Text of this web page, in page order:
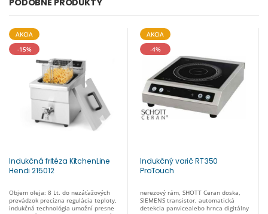
AKCIA
-15%
Indukčná fritéza KitchenLine
Hendi 215012
Objem oleja: 8 Lt. do nezáťažových
prevádzok precízna regulácia teploty,
indukčná technológia umožní presne
AKCIA
-4%
Indukčný varič RT350
ProTouch
nerezový rám, SHOTT Ceran doska,
SIEMENS transistor, automatická
detekcia panvicealebo hrnca digitálny